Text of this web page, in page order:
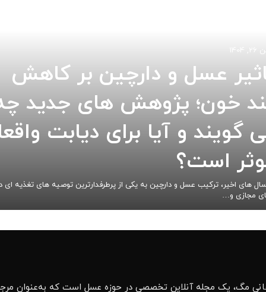
عسل و دارچین بر کاهش
خون؛ پژوهش های جدید
گویند و آیا برای دیابت
است؟
های اخیر، ترکیب عسل و دارچین به یکی از پرطرفدارترین توصیه های تغذیه ای
مجازی و…
مگ، یک مجله آنلاین تخصصی در حوزه عسل است که به‌عنوان